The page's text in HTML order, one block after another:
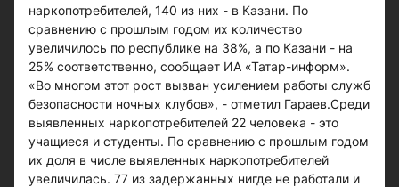
наркопотребителей, 140 из них - в Казани. По
сравнению с прошлым годом их количество
увеличилось по республике на 38%, а по Казани - на
25% соответственно, сообщает ИА «Татар-информ».
«Во многом этот рост вызван усилением работы служб
безопасности ночных клубов», - отметил Гараев.Среди
выявленных наркопотребителей 22 человека - это
учащиеся и студенты. По сравнению с прошлым годом
их доля в числе выявленных наркопотребителей
увеличилась. 77 из задержанных нигде не работали и